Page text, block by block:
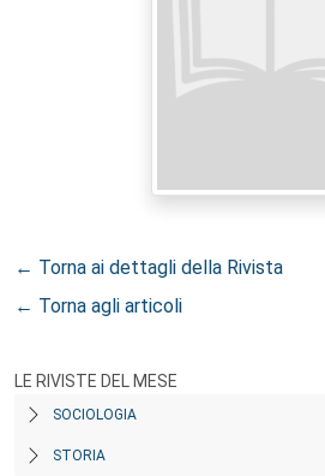
← Torna ai dettagli della Rivista
← Torna agli articoli
LE RIVISTE DEL MESE
SOCIOLOGIA
STORIA